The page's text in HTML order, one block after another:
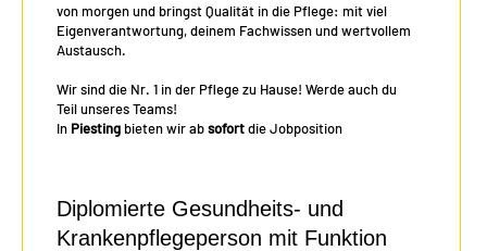
von morgen und bringst Qualität in die Pflege: mit viel
Eigenverantwortung, deinem Fachwissen und wertvollem
Austausch.
Wir sind die Nr. 1 in der Pflege zu Hause! Werde auch du
Teil unseres Teams!
In Piestingbieten wir absofortdie Jobposition
Diplomierte Gesundheits- und
Krankenpflegeperson mit Funktion